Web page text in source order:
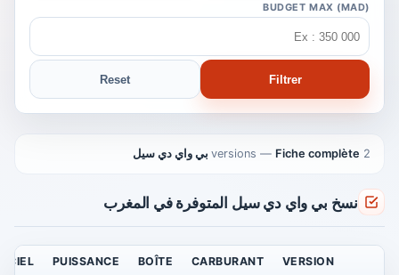
BUDGET MAX (MAD)
Filtrer
Reset
2 versions
— Fiche complète بي واي دي سيل
نسخ بي واي دي سيل المتوفرة في المغرب
VERSION
CARBURANT
BOÎTE
PUISSANCE